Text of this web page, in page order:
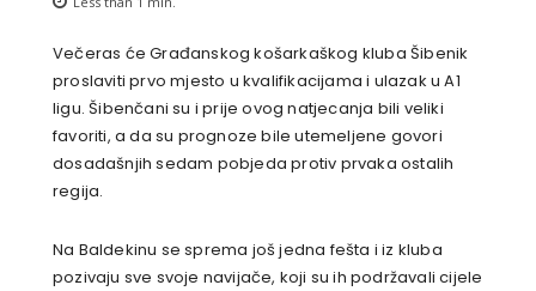
Večeras će Građanskog košarkaškog kluba Šibenik
proslaviti prvo mjesto u kvalifikacijama i ulazak u A1
ligu. Šibenčani su i prije ovog natjecanja bili veliki
favoriti, a da su prognoze bile utemeljene govori
dosadašnjih sedam pobjeda protiv prvaka ostalih
regija.
Na Baldekinu se sprema još jedna fešta i iz kluba
pozivaju sve svoje navijače, koji su ih podržavali cijele